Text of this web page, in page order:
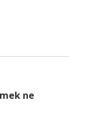
ne